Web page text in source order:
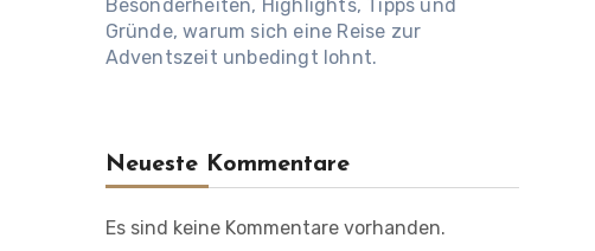
Besonderheiten, Highlights, Tipps und
Gründe, warum sich eine Reise zur
Adventszeit unbedingt lohnt.
Neueste Kommentare
Es sind keine Kommentare vorhanden.